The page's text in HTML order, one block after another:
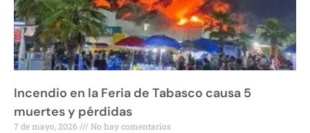
Incendio en la Feria de Tabasco causa 5
muertes y pérdidas
7 de mayo, 2026 No hay comentarios